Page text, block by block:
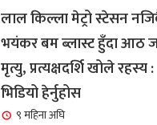
लाल किल्ला मेट्रो स्टेसन
भयंकर बम ब्लास्ट हुँदा आठ
मृत्यु, प्रत्यक्षदर्शि खोले रहस्य :
भिडियो हेर्नुहोस
९ महिना अघि